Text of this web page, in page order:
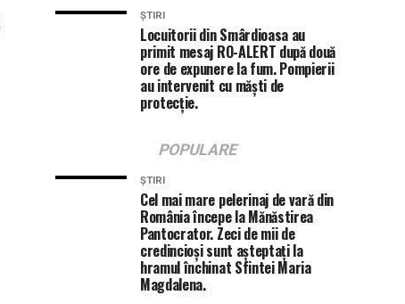
ȘTIRI
Locuitorii din Smârdioasa au
primit mesaj RO-ALERT după două
ore de expunere la fum. Pompierii
au intervenit cu măști de
protecție.
POPULARE
ȘTIRI
Cel mai mare pelerinaj de vară din
România începe la Mănăstirea
Pantocrator. Zeci de mii de
credincioși sunt așteptați la
hramul închinat Sfintei Maria
Magdalena.